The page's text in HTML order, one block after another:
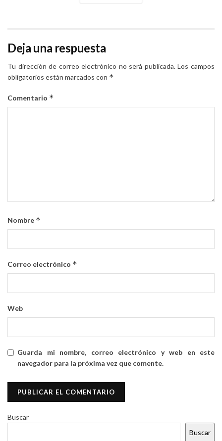
Deja una respuesta
Tu dirección de correo electrónico no será publicada. Los campos
obligatorios están marcados con *
Comentario *
Nombre *
Correo electrónico *
Web
Guarda mi nombre, correo electrónico y web en este
navegador para la próxima vez que comente.
Buscar
Buscar